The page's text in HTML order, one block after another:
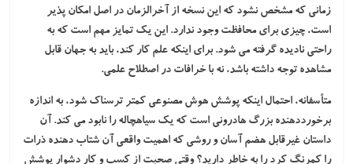
زمانی که مشخص نشود که این نسخه از آخرالزمان در اصل امکان پذیر
است، چیزی برای محافظت وجود ندارد. این یک تمایز مهم است که به
راحتی نادیده گرفته می شود. برای اینکه علم کار کند، باید به جهان قابل
مشاهده توجه داشته باشد، نه با خرافات در اصطلاح علمی.
متأسفانه، احتمال اینکه پوشش هوش مصنوعی کمتر ترسناک شود، به اندازه
برخورددهنده بزرگ هادرونی است که یک سیاهچاله را نابود می کند. آن
داستان غیرقابل هضم آسان و روشی که اهمیت واقعی آن شتاب دهنده ذرات
را کمرنگ کرد را به خاطر دارید؟ وقتی صحبت از کسب و کار دشوار پوشش